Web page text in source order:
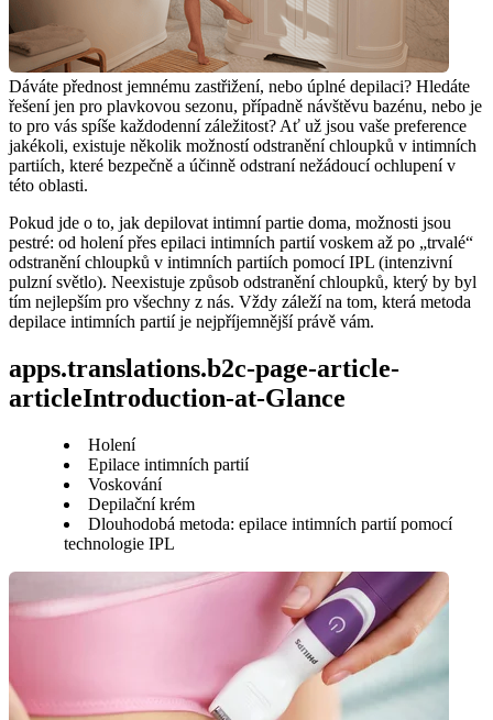
Dáváte přednost jemnému zastřižení, nebo úplné depilaci? Hledáte
řešení jen pro plavkovou sezonu, případně návštěvu bazénu, nebo je
to pro vás spíše každodenní záležitost? Ať už jsou vaše preference
jakékoli, existuje několik možností odstranění chloupků v intimních
partiích, které bezpečně a účinně odstraní nežádoucí ochlupení v
této oblasti.
Pokud jde o to, jak depilovat intimní partie doma, možnosti jsou
pestré: od holení přes epilaci intimních partií voskem až po „trvalé“
odstranění chloupků v intimních partiích pomocí IPL (intenzivní
pulzní světlo). Neexistuje způsob odstranění chloupků, který by byl
tím nejlepším pro všechny z nás. Vždy záleží na tom, která metoda
depilace intimních partií je nejpříjemnější právě vám.
apps.translations.b2c-page-article-
articleIntroduction-at-Glance
Holení
Epilace intimních partií
Voskování
Depilační krém
Dlouhodobá metoda: epilace intimních partií pomocí
technologie IPL